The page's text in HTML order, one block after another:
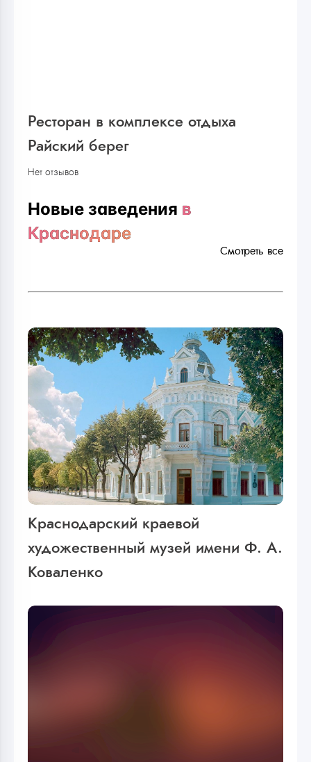
Ресторан в комплексе отдыха
Райский берег
Нет отзывов
Новые заведения в
Краснодаре
Смотреть все
Краснодарский краевой
художественный музей имени Ф. А.
Коваленко